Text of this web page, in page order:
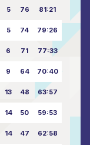
5 76 81:21
5 74 79:26
6 71 77:33
9 64 70:40
13 48 63:57
14 50 59:53
14 47 62:58